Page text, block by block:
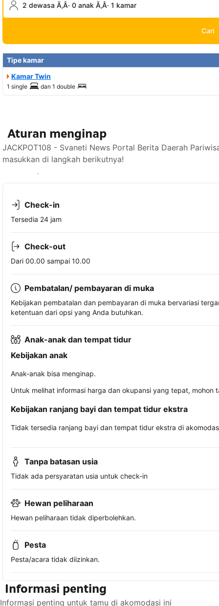
2 dewasa Ã‚Â· 0 anak Ã‚Â· 1 kamar
Cari
Tipe kamar
Kamar Twin
1 single dan 1 double
Aturan menginap
JACKPOT108 - Svaneti News Portal Berita Daerah
masukkan di langkah berikutnya!
Lihat ketersediaan
Check-in
Tersedia 24 jam
Check-out
Dari 00.00 sampai 10.00
Pembatalan/ pembayaran di muka
Kebijakan pembatalan dan pembayaran di muka bervariasi
ketentuan dari opsi yang Anda butuhkan.
Anak-anak dan tempat tidur
Kebijakan anak
Anak-anak bisa menginap.
Untuk melihat informasi harga dan okupansi yang tepat,
Kebijakan ranjang bayi dan tempat tidur ekstra
Tidak tersedia ranjang bayi dan tempat tidur ekstra di
Tanpa batasan usia
Tidak ada persyaratan usia untuk check-in
Hewan peliharaan
Hewan peliharaan tidak diperbolehkan.
Pesta
Pesta/acara tidak diizinkan.
Informasi penting
Informasi penting untuk tamu di akomodasi ini